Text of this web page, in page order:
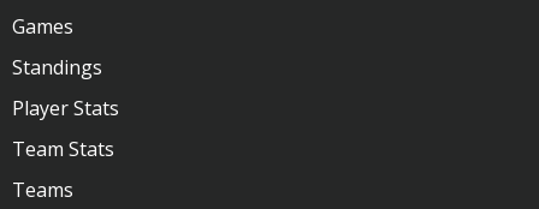
Games
Standings
Player Stats
Team Stats
Teams